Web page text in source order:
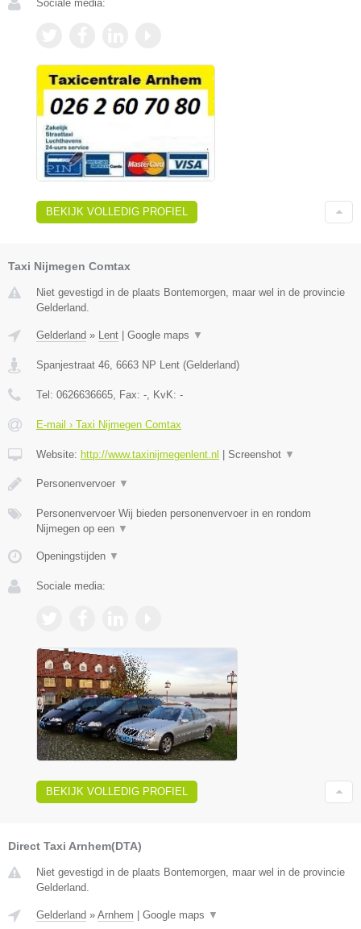
Sociale media:
BEKIJK VOLLEDIG PROFIEL
Taxi Nijmegen Comtax
Niet gevestigd in de plaats Bontemorgen, maar wel in de provincie
Gelderland.
Gelderland » Lent | Google maps ▼
Spanjestraat 46 6663 NP Lent (Gelderland)
Tel: 0626636665 , Fax: - , KvK: -
E-mail › Taxi Nijmegen Comtax
Website: http://www.taxinijmegenlent.nl | Screenshot ▼
Personenvervoer ▼
Personenvervoer Wij bieden personenvervoer in en rondom
Nijmegen op een ▼
Openingstijden ▼
Sociale media:
BEKIJK VOLLEDIG PROFIEL
Direct Taxi Arnhem(DTA)
Niet gevestigd in de plaats Bontemorgen, maar wel in de provincie
Gelderland.
Gelderland » Arnhem | Google maps ▼